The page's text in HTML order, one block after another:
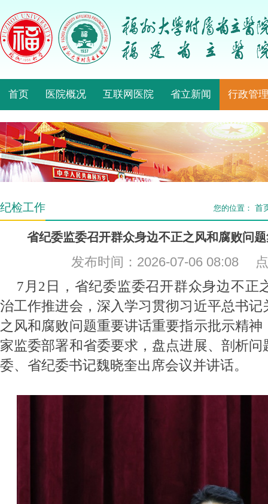
首页 医院概况 互联网医院 省立新闻 行政管理
纪检工作 您的位置： 首
省纪委监委召开群众身边不正之风和腐败问
发布时间：2026-07-06 08:08
7月2日，省纪委监委召开群众身边不正
治工作推进会，深入学习贯彻习近平总书
之风和腐败问题重要讲话重要指示批示精
家监委部署和省委要求，盘点进展、剖析
委、省纪委书记魏晓奎出席会议并讲话。